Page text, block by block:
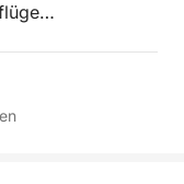
Motoryacht.